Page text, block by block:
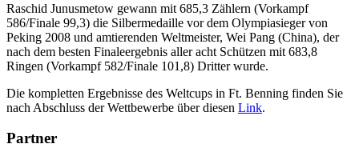
Raschid Junusmetow gewann mit 685,3 Zählern (Vorkampf
586/Finale 99,3) die Silbermedaille vor dem Olympiasieger von
Peking 2008 und amtierenden Weltmeister, Wei Pang (China), der
nach dem besten Finaleergebnis aller acht Schützen mit 683,8
Ringen (Vorkampf 582/Finale 101,8) Dritter wurde.
Die kompletten Ergebnisse des Weltcups in Ft. Benning finden Sie
nach Abschluss der Wettbewerbe über diesen Link.
Partner